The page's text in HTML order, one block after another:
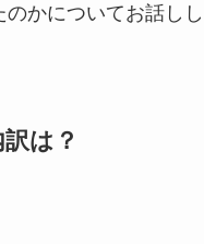
かについてお話しし
は？